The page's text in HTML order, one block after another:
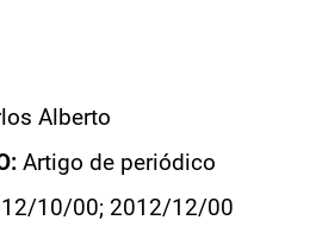
Alberto
Artigo de periódico
10/00; 2012/12/00